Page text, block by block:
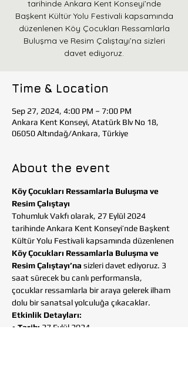
tarihinde Ankara Kent Konseyi’nde
Başkent Kültür Yolu Festivali kapsamında
düzenlenen Köy Çocukları Ressamlarla
Buluşma ve Resim Çalıştayı’na sizleri
davet ediyoruz.
Time & Location
Sep 27, 2024, 4:00 PM – 7:00 PM
Ankara Kent Konseyi, Atatürk Blv No 18,
06050 Altındağ/Ankara, Türkiye
About the event
Köy Çocukları Ressamlarla Buluşma ve
Resim Çalıştayı
Tohumluk Vakfı olarak, 27 Eylül 2024
tarihinde Ankara Kent Konseyi’nde Başkent
Kültür Yolu Festivali kapsamında düzenlenen
Köy Çocukları Ressamlarla Buluşma ve
Resim Çalıştayı’na sizleri davet ediyoruz. 3
saat sürecek bu canlı performansla,
çocuklar ressamlarla bir araya gelerek ilham
dolu bir sanatsal yolculuğa çıkacaklar.
Etkinlik Detayları:
• Tarih: 27 Eylül 2024